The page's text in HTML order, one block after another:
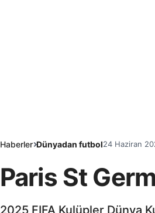
Haberler Dünyadan futbol24 Haziran
Paris St
2025 FIFA Kulüpler Dünya